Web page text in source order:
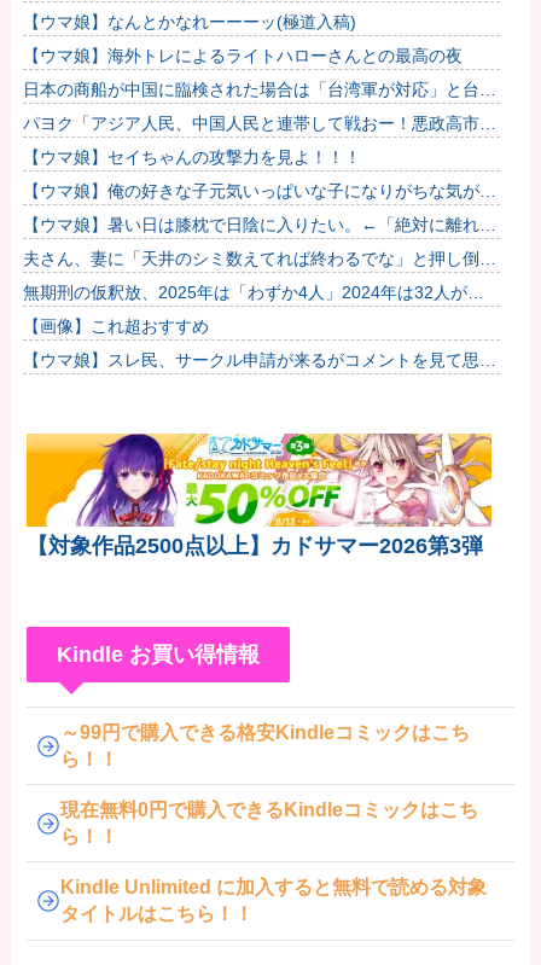
【ウマ娘】なんとかなれーーーッ(極道入稿)
【ウマ娘】海外トレによるライトハローさんとの最高の夜
日本の商船が中国に臨検された場合は「台湾軍が対応」と台湾
軍トップ！
パヨク「アジア人民、中国人民と連帯して戦おー！悪政高市を
打倒するぞー！」
【ウマ娘】セイちゃんの攻撃力を見よ！！！
【ウマ娘】俺の好きな子元気いっぱいな子になりがちな気がす
る。←「元気OPPAIの間違いだろ…」
【ウマ娘】暑い日は膝枕で日陰に入りたい。←「絶対に離れた
くない場所だな」他
夫さん、妻に「天井のシミ数えてれば終わるでな」と押し倒さ
れて性行為 → 凄いことになるｗｗｗｗｗ他
無期刑の仮釈放、2025年は「わずか4人」2024年は32人が獄
中死…「終身刑化」の傾向続く
【画像】これ超おすすめ
【ウマ娘】スレ民、サークル申請が来るがコメントを見て思わ
【対象作品2500点以上】カドサマー2026第3弾
Kindle お買い得情報
～99円で購入できる格安Kindleコミックはこち
ら！！
現在無料0円で購入できるKindleコミックはこち
ら！！
Kindle Unlimited に加入すると無料で読める対象
タイトルはこちら！！